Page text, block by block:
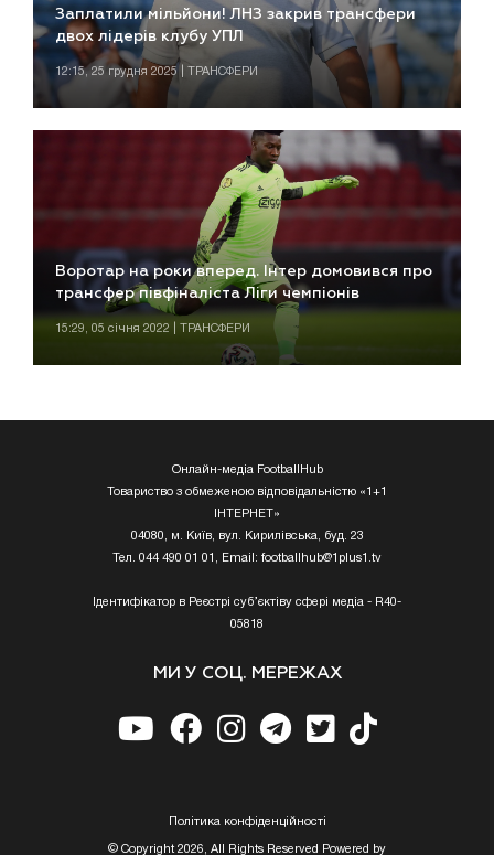
Заплатили мільйони! ЛНЗ закрив трансфери
двох лідерів клубу УПЛ
12:15, 25 грудня 2025 | ТРАНСФЕРИ
Воротар на роки вперед. Інтер домовився про
трансфер півфіналіста Ліги чемпіонів
15:29, 05 січня 2022 | ТРАНСФЕРИ
Онлайн-медіа FootballHub
Товариство з обмеженою відповідальністю «1+1
ІНТЕРНЕТ»
04080, м. Київ, вул. Кирилівська, буд. 23
Тел. 044 490 01 01, Email: footballhub@1plus1.tv
Ідентифікатор в Реєстрі суб’єктіву сфері медіа - R40-
05818
МИ У СОЦ. МЕРЕЖАХ
Полiтика конфiденцiйностi
© Copyright 2026, All Rights Reserved Powered by